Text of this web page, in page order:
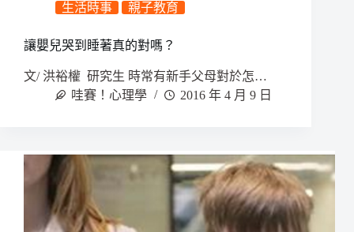
生活時事 親子教育
讓嬰兒哭到睡著真的對嗎？
文/ 洪裕權 研究生 時常有新手父母對於怎…
哇賽！心理學
2016 年 4 月 9 日